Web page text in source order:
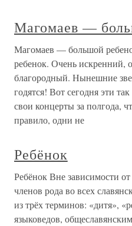
Магомаев —
Магомаев — большой
ребенок. Очень искренний,
благородный. Нынешние
годятся! Вот сегодня эти
свои концерты за полгода,
правило, одни не
Ребёнок
Ребёнок Вне зависимости
членов рода во всех
из трёх терминов: «дитя»,
языковедов,